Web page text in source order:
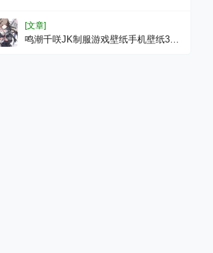
[文章]
鸣潮千咲JK制服游戏壁纸手机壁纸3K